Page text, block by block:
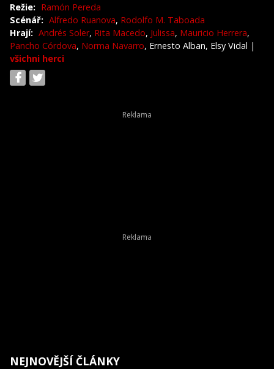
Režie: Ramón Pereda
Scénář: Alfredo Ruanova, Rodolfo M. Taboada
Hrají: Andrés Soler, Rita Macedo, Julissa, Mauricio Herrera,
Pancho Córdova, Norma Navarro, Ernesto Alban, Elsy Vidal |
všichni herci
NEJNOVĚJŠÍ ČLÁNKY